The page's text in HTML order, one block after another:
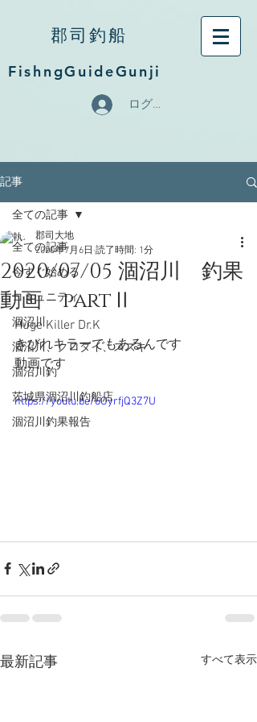
郡司釣船
FishngGuideGunji
ログイン
記事
全ての記事
今すぐ始める
コミュニティ
涸沼川
涸沼川、クロダイ、スズキ
涸沼川釣
茨城県涸沼川釣船店
涸沼川釣果報告
全ての記事
2020/07/05 涸沼川 釣果
動画 partⅡ
郡司大地
2020年7月6日 読了時間: 1分
Huge Killer Dr.K
きびれキラーでもあるんです
動画です
https://youtu.be/6OyrfjQ3Z7U
最新記事 すべて表示